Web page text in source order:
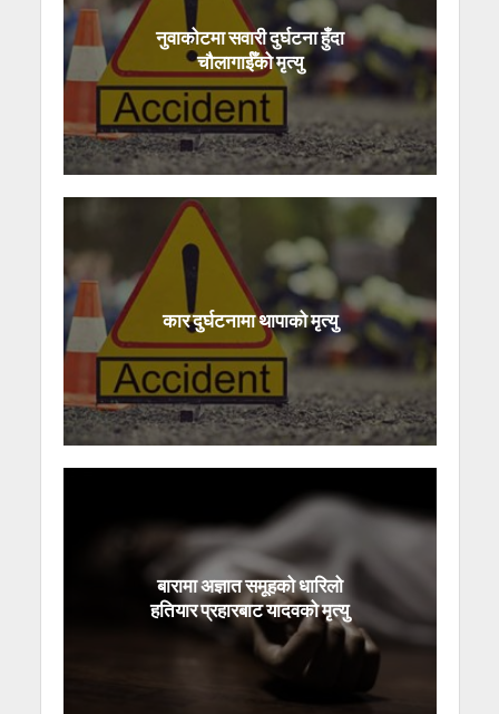
नुवाकोटमा सवारी दुर्घटना हुँदा
चौलागाईँको मृत्यु
कार दुर्घटनामा थापाको मृत्यु
बारामा अज्ञात समूहको धारिलो
हतियार प्रहारबाट यादवको मृत्यु